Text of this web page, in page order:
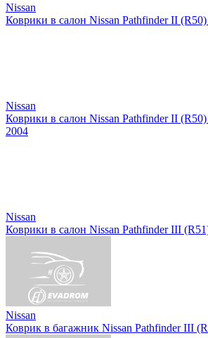
Nissan
Коврики в салон Nissan Pathfinder II
Nissan
Коврики в салон Nissan Pathfinder II
2004
Nissan
Коврики в салон Nissan Pathfinder III
Nissan
Коврик в багажник Nissan Pathfinder III